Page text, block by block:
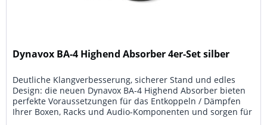
Dynavox BA-4 Highend Absorber 4er-Set silber
Deutliche Klangverbesserung, sicherer Stand und edles
Design: die neuen Dynavox BA-4 Highend Absorber bieten
perfekte Voraussetzungen für das Entkoppeln / Dämpfen
Ihrer Boxen, Racks und Audio-Komponenten und sorgen für